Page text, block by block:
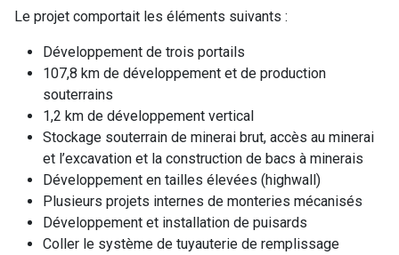
Le projet comportait les éléments suivants :
Développement de trois portails
107,8 km de développement et de production
souterrains
1,2 km de développement vertical
Stockage souterrain de minerai brut, accès au minerai
et l’excavation et la construction de bacs à minerais
Développement en tailles élevées (highwall)
Plusieurs projets internes de monteries mécanisés
Développement et installation de puisards
Coller le système de tuyauterie de remplissage